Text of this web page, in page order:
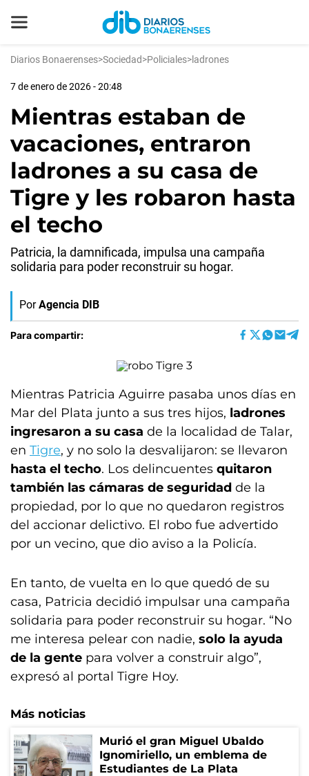
Diarios Bonaerenses>Sociedad>Policiales>ladrones
7 de enero de 2026 - 20:48
Mientras estaban de
vacaciones, entraron
ladrones a su casa de
Tigre y les robaron hasta
el techo
Patricia, la damnificada, impulsa una campaña
solidaria para poder reconstruir su hogar.
Por Agencia DIB
Para compartir:
Mientras Patricia Aguirre pasaba unos días en
Mar del Plata junto a sus tres hijos, ladrones
ingresaron a su casa de la localidad de Talar,
en Tigre, y no solo la desvalijaron: se llevaron
hasta el techo. Los delincuentes quitaron
también las cámaras de seguridad de la
propiedad, por lo que no quedaron registros
del accionar delictivo. El robo fue advertido
por un vecino, que dio aviso a la Policía.
En tanto, de vuelta en lo que quedó de su
casa, Patricia decidió impulsar una campaña
solidaria para poder reconstruir su hogar. “No
me interesa pelear con nadie, solo la ayuda
de la gente para volver a construir algo”,
expresó al portal Tigre Hoy.
Más noticias
Murió el gran Miguel Ubaldo
Ignomiriello, un emblema de
Estudiantes de La Plata